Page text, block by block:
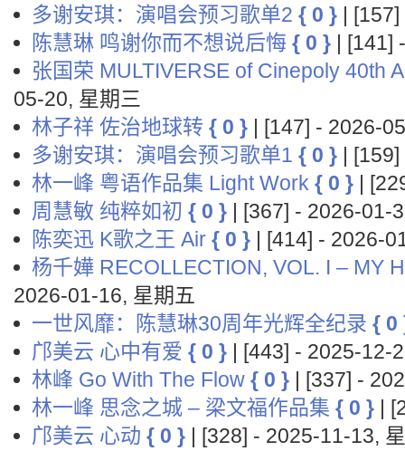
多谢安琪：演唱会预习歌单2 { 0 } |
陈慧琳 鸣谢你而不想说后悔 { 0 } | [141]
张国荣 MULTIVERSE of Cinepoly 40th
05-20, 星期三
林子祥 佐治地球转 { 0 } | [147] - 2026-
多谢安琪：演唱会预习歌单1 { 0 } |
林一峰 粤语作品集 Light Work { 0 } |
周慧敏 纯粹如初 { 0 } | [367] - 2026-01-
陈奕迅 K歌之王 Air { 0 } | [414] - 2026-
杨千嬅 RECOLLECTION, VOL. I – MY
2026-01-16, 星期五
一世风靡：陈慧琳30周年光辉全纪录 { 0
邝美云 心中有爱 { 0 } | [443] - 2025-12-
林峰 Go With The Flow { 0 } | [337] -
林一峰 思念之城 – 梁文福作品集 { 0 } |
邝美云 心动 { 0 } | [328] - 2025-11-13,